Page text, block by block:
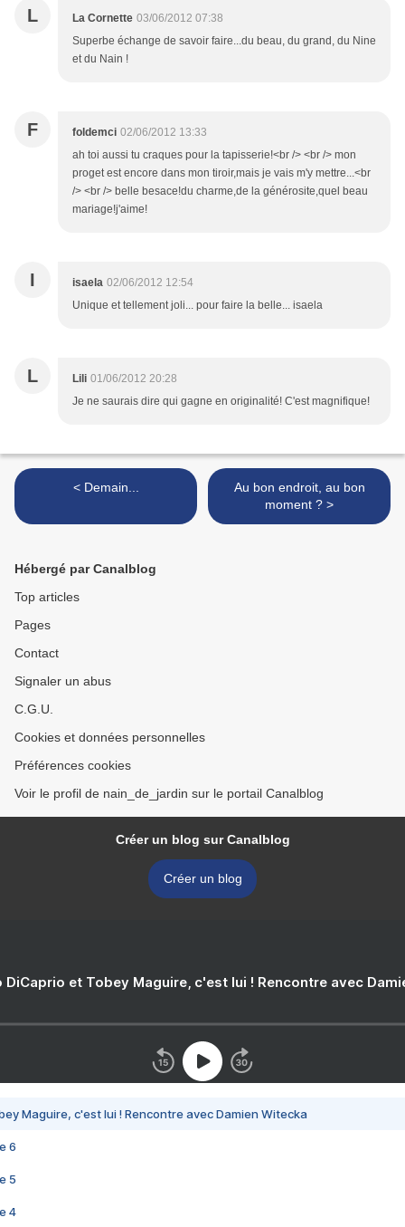
L La Cornette 03/06/2012 07:38
Superbe échange de savoir faire...du beau, du grand, du Nine
et du Nain !
F foldemci 02/06/2012 13:33
ah toi aussi tu craques pour la tapisserie!<br /> <br /> mon
proget est encore dans mon tiroir,mais je vais m'y mettre...<br
/> <br /> belle besace!du charme,de la générosite,quel beau
mariage!j'aime!
I isaela 02/06/2012 12:54
Unique et tellement joli... pour faire la belle... isaela
L Lili 01/06/2012 20:28
Je ne saurais dire qui gagne en originalité! C'est magnifique!
< Demain...
Au bon endroit, au bon
moment ? >
Hébergé par Canalblog
Top articles
Pages
Contact
Signaler un abus
C.G.U.
Cookies et données personnelles
Préférences cookies
Voir le profil de nain_de_jardin sur le portail Canalblog
Créer un blog sur Canalblog
Créer un blog
DiCaprio et Tobey Maguire, c'est lui ! Rencontre avec
Maguire, c'est lui ! Rencontre avec Damien Witecka
6
5
4